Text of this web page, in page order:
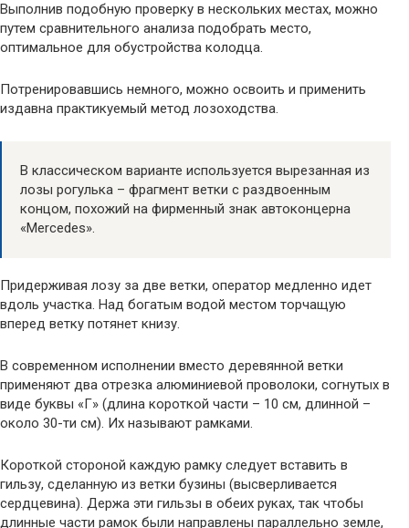
Выполнив подобную проверку в нескольких местах, можно
путем сравнительного анализа подобрать место,
оптимальное для обустройства колодца.
Потренировавшись немного, можно освоить и применить
издавна практикуемый метод лозоходства.
В классическом варианте используется вырезанная из
лозы рогулька – фрагмент ветки с раздвоенным
концом, похожий на фирменный знак автоконцерна
«Mercedes».
Придерживая лозу за две ветки, оператор медленно идет
вдоль участка. Над богатым водой местом торчащую
вперед ветку потянет книзу.
В современном исполнении вместо деревянной ветки
применяют два отрезка алюминиевой проволоки, согнутых в
виде буквы «Г» (длина короткой части – 10 см, длинной –
около 30-ти см). Их называют рамками.
Короткой стороной каждую рамку следует вставить в
гильзу, сделанную из ветки бузины (высверливается
сердцевина). Держа эти гильзы в обеих руках, так чтобы
длинные части рамок были направлены параллельно земле,